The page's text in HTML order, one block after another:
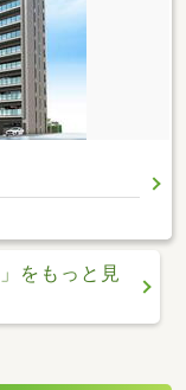
」をもっと見